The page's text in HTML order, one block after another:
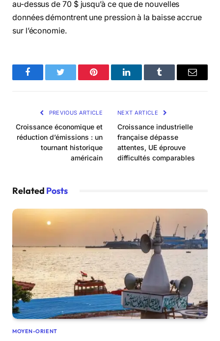
au-dessus de 70 $ jusqu’à ce que de nouvelles
données démontrent une pression à la baisse accrue
sur l’économie.
FacebookTwitter Pinterest LinkedInTumblr Email
PREVIOUS ARTICLE
Croissance économique et
réduction d’émissions : un
tournant historique
américain
NEXT ARTICLE
Croissance industrielle
française dépasse
attentes, UE éprouve
difficultés comparables
Related Posts
MOYEN-ORIENT